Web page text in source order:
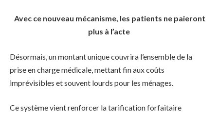
Avec ce nouveau mécanisme, les patients ne paieront
plus à l’acte
Désormais, un montant unique couvrira l’ensemble de la
prise en charge médicale, mettant fin aux coûts
imprévisibles et souvent lourds pour les ménages.
Ce système vient renforcer la tarification forfaitaire